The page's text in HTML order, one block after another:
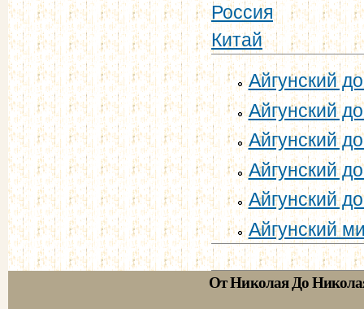
Россия
Китай
Айгунский
Айгунский
Айгунский
Айгунский
Айгунский
Айгунский
От Николая До